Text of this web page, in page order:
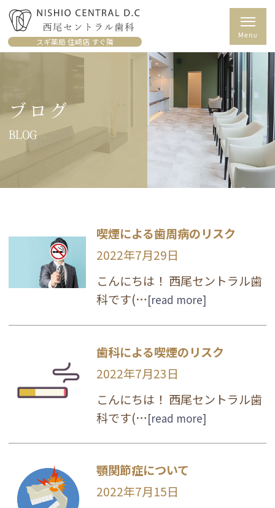
スギ薬局 住崎店 すぐ隣
ブログ
BLOG
喫煙による歯周病のリスク
2022年7月29日
こんにちは！ 西尾セントラル歯
科です(…[read more]
歯科による喫煙のリスク
2022年7月23日
こんにちは！ 西尾セントラル歯
科です(…[read more]
顎関節症について
2022年7月15日